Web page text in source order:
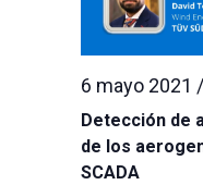
Detección de
de los
SCADA
6 mayo 2021